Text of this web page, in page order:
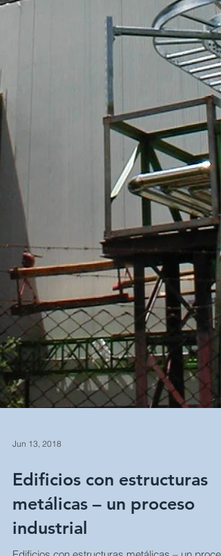
Jun 13, 2018